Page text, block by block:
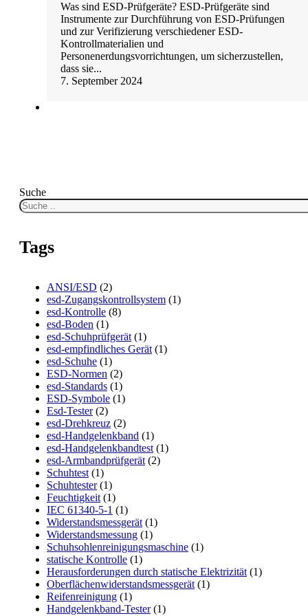
Was sind ESD-Prüfgeräte? ESD-Prüfgeräte sind
Instrumente zur Durchführung von ESD-Prüfungen
und zur Verifizierung verschiedener ESD-
Kontrollmaterialien und
Personenerdungsvorrichtungen, um sicherzustellen,
dass sie...
7. September 2024
Suche
Tags
ANSI/ESD (2)
esd-Zugangskontrollsystem (1)
esd-Kontrolle (8)
esd-Boden (1)
esd-Schuhprüfgerät (1)
esd-empfindliches Gerät (1)
esd-Schuhe (1)
ESD-Normen (2)
esd-Standards (1)
ESD-Symbole (1)
Esd-Tester (2)
esd-Drehkreuz (2)
esd-Handgelenkband (1)
esd-Handgelenkbandtest (1)
esd-Armbandprüfgerät (2)
Schuhtest (1)
Schuhtester (1)
Feuchtigkeit (1)
IEC 61340-5-1 (1)
Widerstandsmessgerät (1)
Widerstandsmessung (1)
Schuhsohlenreinigungsmaschine (1)
statische Kontrolle (1)
Herausforderungen durch statische Elektrizität (1)
Oberflächenwiderstandsmessgerät (1)
Reifenreinigung (1)
Handgelenkband-Tester (1)